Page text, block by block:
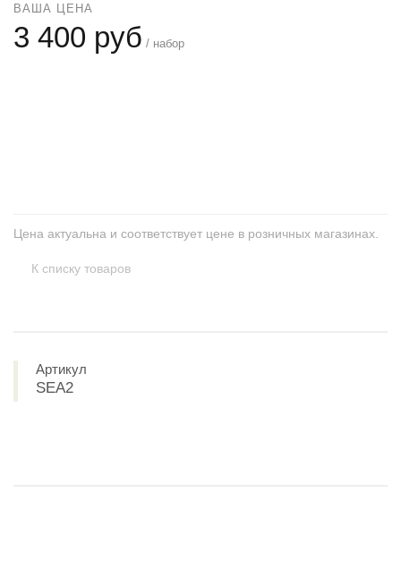
ВАША ЦЕНА
3 400 руб / набор
Цена актуальна и соответствует цене в розничных магазинах.
К списку товаров
Артикул
SEA2